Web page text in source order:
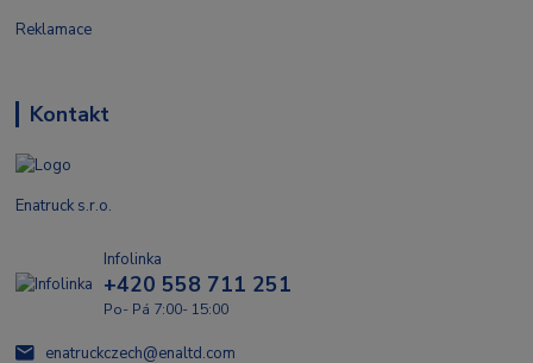
Reklamace
Kontakt
Enatruck s.r.o.
Infolinka
+420 558 711 251
Po- Pá 7:00- 15:00
enatruckczech@enaltd.com